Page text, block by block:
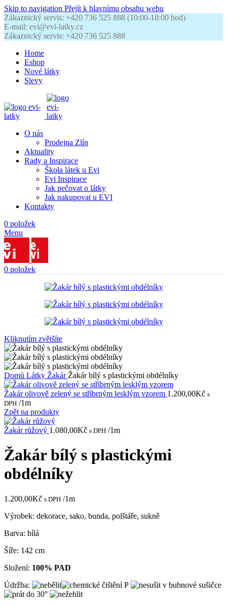
Skip to navigation Přejít k hlavnímu obsahu webu
Zákaznický servis: +420 736 525 888 (10:00-18:00 hod)
E-mail: evi@evi-latky.cz
Zákaznický servis: +420 736 525 888
Home
Eshop
Nové látky
Slevy
O nás
Prodejna Zlín
Aktuality
Rady a Inspirace
Škola látek u Evi
Evi Inspirace
Jak pečovat o látky
Jak nakupovat u EVI
Kontakty
0 položek
Menu
0 položek
Kliknutím zvětšíte
Domů Látky Žakár Žakár bílý s plastickými obdélníky
Žakár olivově zelený se stříbrným lesklým vzorem 1.200,00Kč s
DPH /1m
Zpět na produkty
Žakár růžový 1.080,00Kč s DPH /1m
Žakár bílý s plastickými
obdélníky
1.200,00Kč s DPH /1m
Výrobek: dekorace, sako, bunda, polštáře, sukně
Barva: bílá
Šíře: 142 cm
Složení: 100% PAD
Údržba: